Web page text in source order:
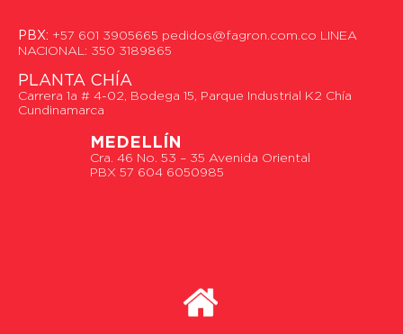
PBX: +57 601 3905665 pedidos@fagron.com.co LINEA
NACIONAL: 350 3189865
PLANTA CHÍA
Carrera 1a # 4-02, Bodega 15, Parque Industrial K2 Chía
Cundinamarca
MEDELLÍN
Cra. 46 No. 53 – 35 Avenida Oriental
PBX 57 604 6050985